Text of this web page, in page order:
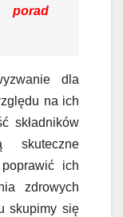
dla
na ich
składników
skuteczne
ich
zdrowych
skupimy się